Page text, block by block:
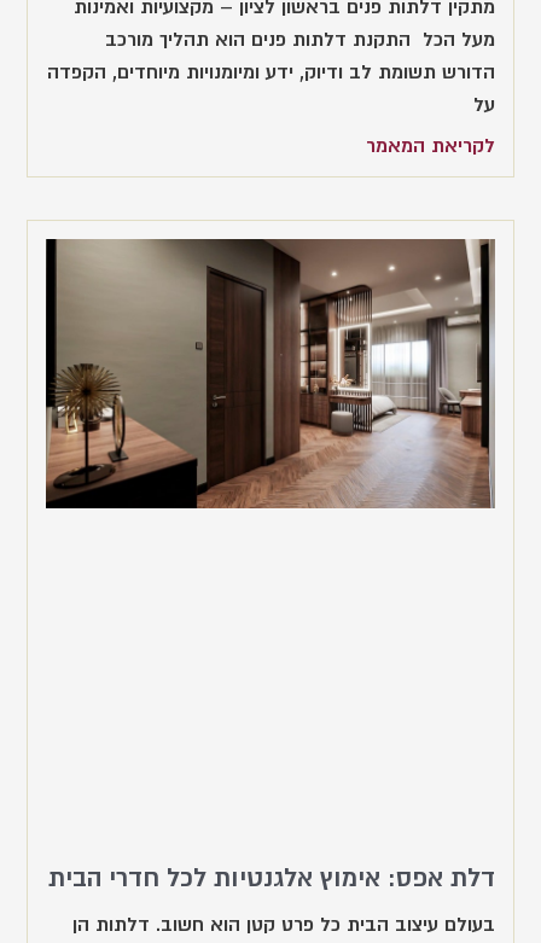
מתקין דלתות פנים בראשון לציון – מקצועיות ואמינות
מעל הכל התקנת דלתות פנים הוא תהליך מורכב
הדורש תשומת לב ודיוק, ידע ומיומנויות מיוחדים, הקפדה
על
לקריאת המאמר
דלת אפס: אימוץ אלגנטיות לכל חדרי הבית
בעולם עיצוב הבית כל פרט קטן הוא חשוב. דלתות הן